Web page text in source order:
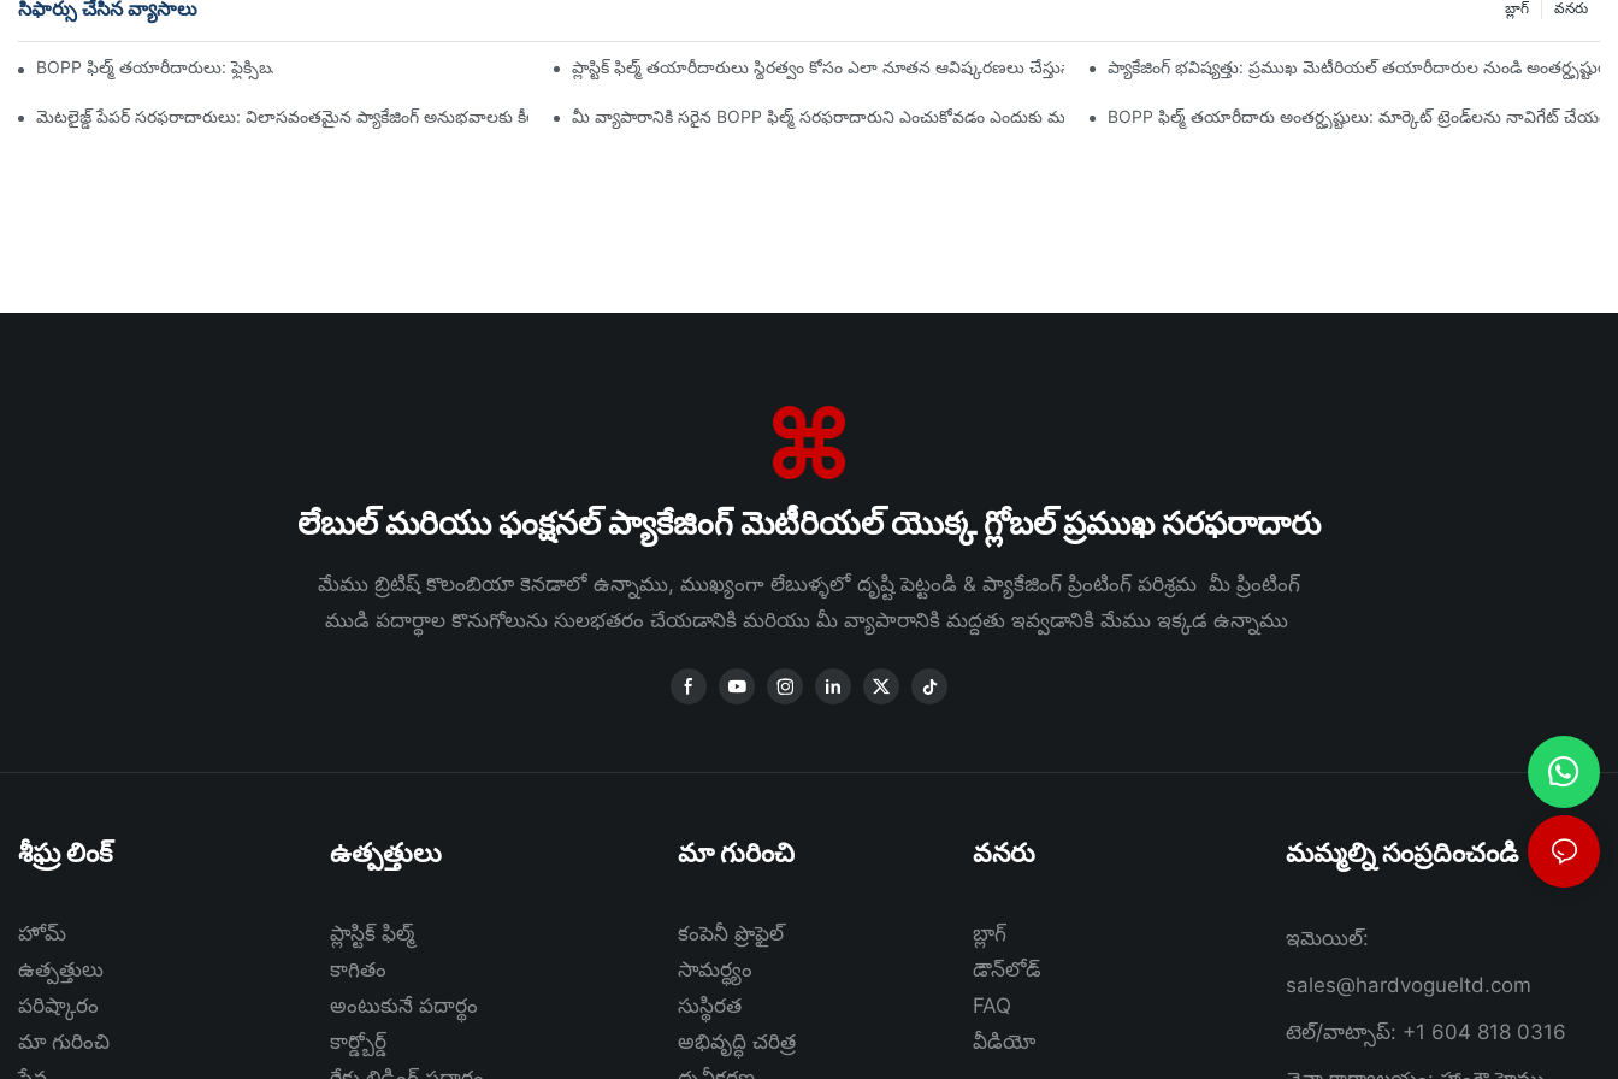
సిఫార్సు చేసిన వ్యాసాలు వనరు
బ్లాగ్
BOPP ఫిల్మ్ తయారీదారులు: ఫ్లెక్సిబుల్ ప్యాకేజింగ్ యొక్క వెన్నెముక ప్లాస్టిక్ ఫిల్మ్ తయారీదారులు స్థిరత్వం కోసం ఎలా నూతన ఆవిష్కరణలు చేస్తున్నారు ప్యాకేజింగ్ భవిష్యత్తు: ప్రముఖ మెటీరియల్ తయారీదారుల నుండి అంతర్దృష్టులు
మెటలైజ్డ్ పేపర్ సరఫరాదారులు: విలాసవంతమైన ప్యాకేజింగ్ అనుభవాలకు కీలకం మీ వ్యాపారానికి సరైన BOPP ఫిల్మ్ సరఫరాదారుని ఎంచుకోవడం ఎందుకు ముఖ్యం BOPP ఫిల్మ్ తయారీదారు అంతర్దృష్టులు: మార్కెట్ ట్రెండ్‌లను నావిగేట్
లేబుల్ మరియు ఫంక్షనల్ ప్యాకేజింగ్ మెటీరియల్ యొక్క గ్లోబల్ ప్రముఖ సరఫరాదారు
మేము బ్రిటిష్ కొలంబియా కెనడాలో ఉన్నాము, ముఖ్యంగా లేబుళ్ళలో దృష్టి పెట్టండి & ప్యాకేజింగ్ ప్రింటింగ్ పరిశ్రమ మీ ప్రింటింగ్
ముడి పదార్థాల కొనుగోలును సులభతరం చేయడానికి మరియు మీ వ్యాపారానికి మద్దతు ఇవ్వడానికి మేము ఇక్కడ ఉన్నాము
శీఘ్ర లింక్
హోమ్
ఉత్పత్తులు
పరిష్కారం
మా గురించి
ఉత్పత్తులు
ప్లాస్టిక్ ఫిల్మ్
కాగితం
అంటుకునే పదార్థం
కార్డ్బోర్డ్
మా గురించి
కంపెనీ ప్రొఫైల్
సామర్ధ్యం
సుస్థిరత
అభివృద్ధి చరిత్ర
వనరు
బ్లాగ్
డౌన్‌లోడ్
FAQ
వీడియో
మమ్మల్ని సంప్రదించండి
ఇమెయిల్:
sales@hardvogueltd.com
టెల్/వాట్సాప్: +1 604 818 0316